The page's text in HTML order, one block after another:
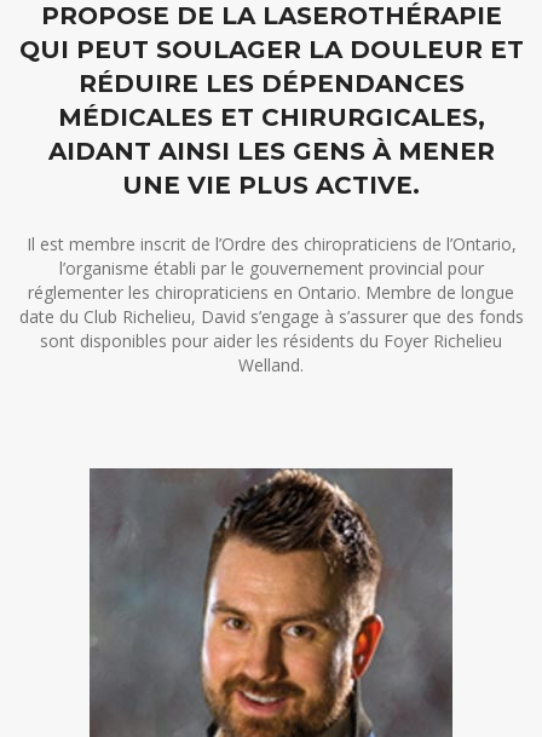
PROPOSE DE LA LASEROTHÉRAPIE
QUI PEUT SOULAGER LA DOULEUR ET
RÉDUIRE LES DÉPENDANCES
MÉDICALES ET CHIRURGICALES,
AIDANT AINSI LES GENS À MENER
UNE VIE PLUS ACTIVE.
Il est membre inscrit de l’Ordre des chiropraticiens de l’Ontario,
l’organisme établi par le gouvernement provincial pour
réglementer les chiropraticiens en Ontario. Membre de longue
date du Club Richelieu, David s’engage à s’assurer que des fonds
sont disponibles pour aider les résidents du Foyer Richelieu
Welland.